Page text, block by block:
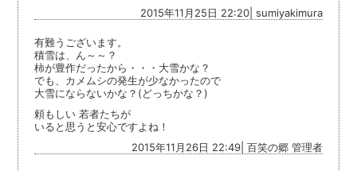
2015年11月25日 22:20| sumiyakimura
有難うございます。
積雪は、ん～～？
柿が豊作だったから・・・大雪かな？
でも、カメムシの発生が少なかったので
大雪にならないかな？(どっちかな？)
頼もしい 若者たちが
いると思うと安心ですよね！
2015年11月26日 22:49| 百笑の郷 管理者